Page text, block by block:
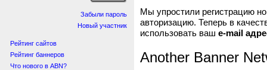
Забыли пароль
Новый участник
Рейтинг сайтов
Рейтинг баннеров
Что нового в ABN?
Мы упростили регистрацию
авторизацию. Теперь в
использовать ваш e-mail
Another Banner